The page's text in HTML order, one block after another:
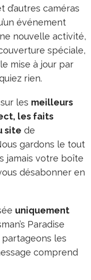
d’autres caméras
événement
nouvelle activité,
spéciale,
mise à jour par
rien.
les meilleurs
les faits
site de
gardons le tout
jamais votre boîte
désabonner en
uniquement
Paradise
les
comprend